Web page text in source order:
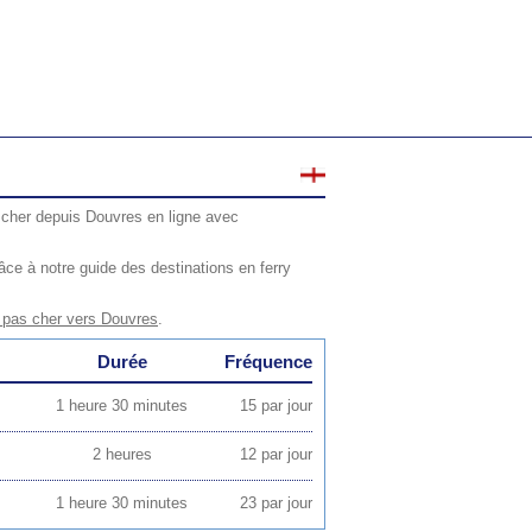
depuis Douvres en ligne avec
à notre guide des destinations en ferry
pas cher vers Douvres.
Durée Fréquence
1 heure 30 minutes 15 par jour
2 heures 12 par jour
1 heure 30 minutes 23 par jour